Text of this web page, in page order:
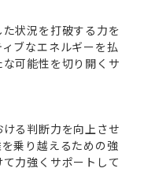
状況を打破する力を
ブなエネルギーを払
可能性を切り開くサ
る判断力を向上させ
乗り越えるための強
力強くサポートして